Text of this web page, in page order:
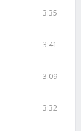
3:35
3:41
3:09
3:32